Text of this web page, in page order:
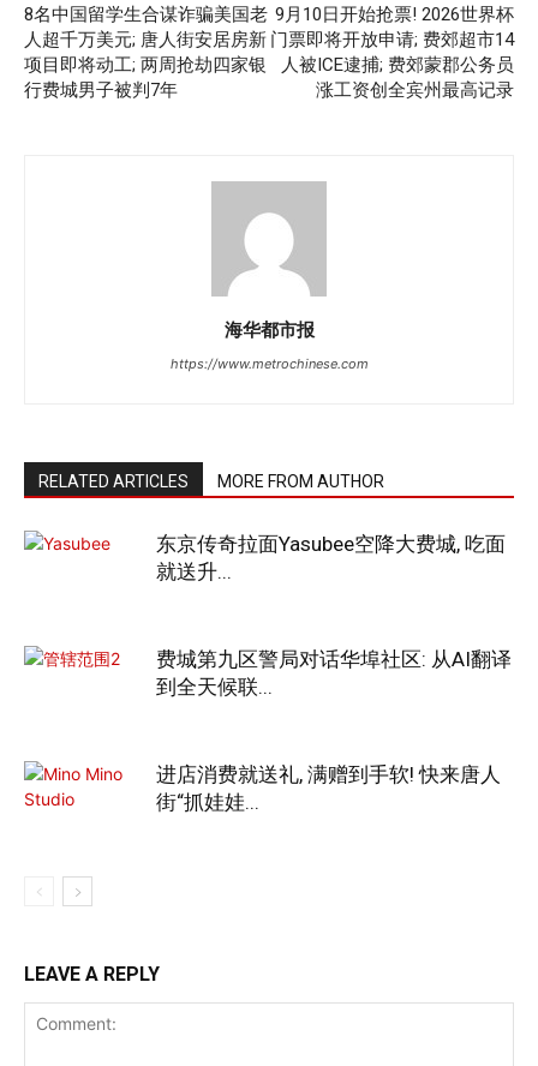
8名中国留学生合谋诈骗美国老
人超千万美元; 唐人街安居房新
项目即将动工; 两周抢劫四家银
行费城男子被判7年
9月10日开始抢票! 2026世界杯
门票即将开放申请; 费郊超市14
人被ICE逮捕; 费郊蒙郡公务员
涨工资创全宾州最高记录
海华都市报
https://www.metrochinese.com
RELATED ARTICLES MORE FROM AUTHOR
东京传奇拉面Yasubee空降大费城, 吃面
就送升...
费城第九区警局对话华埠社区: 从AI翻译
到全天候联...
进店消费就送礼, 满赠到手软! 快来唐人
街“抓娃娃...
LEAVE A REPLY